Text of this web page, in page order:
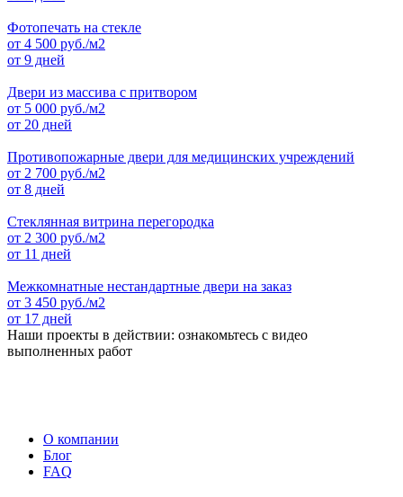
Фотопечать на стекле
от 4 500 руб./м2
от 9 дней
Двери из массива с притвором
от 5 000 руб./м2
от 20 дней
Противопожарные двери для медицинских учреждений
от 2 700 руб./м2
от 8 дней
Стеклянная витрина перегородка
от 2 300 руб./м2
от 11 дней
Межкомнатные нестандартные двери на заказ
от 3 450 руб./м2
от 17 дней
Наши проекты в действии: ознакомьтесь с видео
выполненных работ
О компании
Блог
FAQ